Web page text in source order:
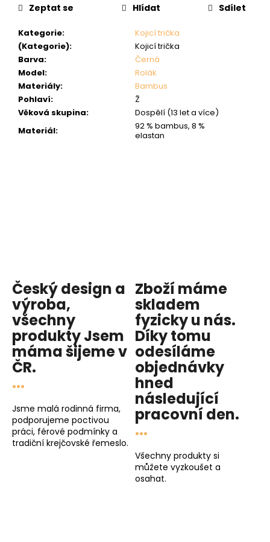
Kategorie:
Kojicí trička
(Kategorie):
Kojicí trička
Barva:
Černá
Model:
Rolák
Materiály:
Bambus
Pohlaví:
Ž
Věková skupina:
Dospělí (13 let a více)
Materiál:
92 % bambus, 8 %
elastan
Zeptat se Hlídat Sdílet
Český design a
výroba,
všechny
produktyJsem
mámašijeme v
ČR.
...
Jsme malá rodinná firma,
podporujeme poctivou
práci, férové podmínky a
tradiční krejčovské řemeslo.
Zboží máme
skladem
fyzicky u nás.
Díky tomu
odesíláme
objednávky
hned
následující
pracovní den.
...
Všechny produkty si
můžete vyzkoušet a
osahat.